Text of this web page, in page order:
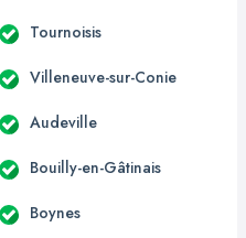
Tournoisis
Villeneuve-sur-Conie
Audeville
Bouilly-en-Gâtinais
Boynes